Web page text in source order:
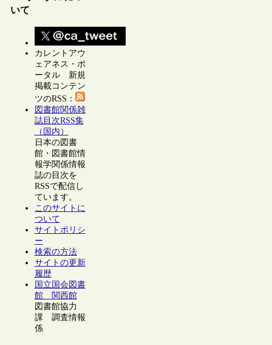
いて
カレントアウ
ェアネス・ポ
ータル 新規
掲載コンテン
ツのRSS：
図書館関係雑
誌目次RSS集
（国内）
日本の図書
館・図書館情
報学関係情報
誌の目次を
RSSで配信し
ています。
このサイトに
ついて
サイトポリシ
ー
検索の方法
サイトの更新
履歴
国立国会図書
館 関西館
図書館協力
課 調査情報
係